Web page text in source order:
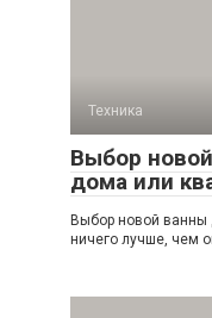
Техника
Выбор
дома или
Выбор новой ванны
ничего лучше, чем